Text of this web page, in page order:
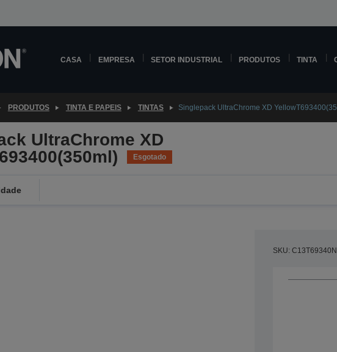
CASA EMPRESA SETOR INDUSTRIAL PRODUTOS TINTA
PRODUTOS TINTA E PAPEIS TINTAS Singlepack UltraChrome XD
UltraChrome XD
Esgotado
SKU: C13T69340N